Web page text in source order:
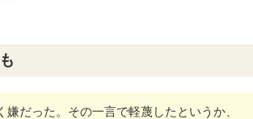
だった。その一言で軽蔑したというか、